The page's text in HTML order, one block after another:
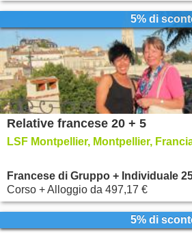
5% di
Relative francese 20 + 5
LSF Montpellier, Montpellier,
Francese di Gruppo + Individuale
Corso + Alloggio da 497,17 €
5% di